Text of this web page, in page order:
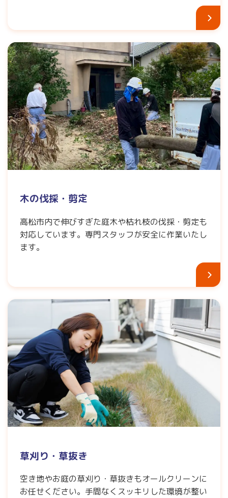
木の伐採・剪定
高松市内で伸びすぎた庭木や枯れ枝の伐採・剪定も
対応しています。専門スタッフが安全に作業いたし
ます。
草刈り・草抜き
空き地やお庭の草刈り・草抜きもオールクリーンに
お任せください。手間なくスッキリした環境が整い